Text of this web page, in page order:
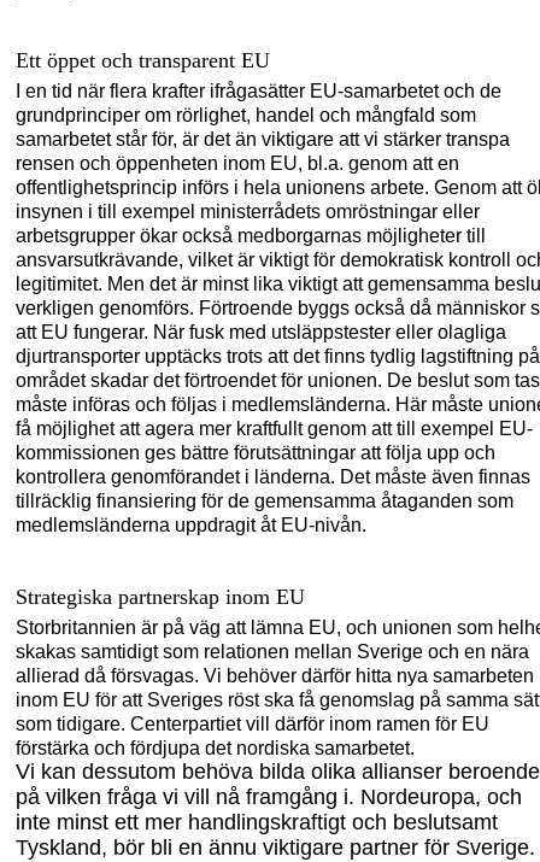
Ett öppet och transparent EU
I en tid när flera krafter ifrågasätter EU-samarbetet och de
grundprinciper om rörlighet, handel och mångfald som
samarbetet står för, är det än viktigare att vi stärker transpa
rensen och öppenheten inom EU, bl.a. genom att en
offentlighetsprincip införs i hela unionens arbete. Genom att
insynen i till exempel ministerrådets omröstningar eller
arbetsgrupper ökar också medborgarnas möjligheter till
ansvarsutkrävande, vilket är viktigt för demokratisk kontroll
legitimitet. Men det är minst lika viktigt attgemensamma
verkligen genomförs. Förtroende byggs också då människor
att EU fungerar. När fusk med utsläppstester eller olagliga
djurtransporter upptäcks trots att det finns tydlig lagstiftning på
området skadar det förtroendet för unionen. De beslut som tas
måste införas och följas i medlemsländerna. Här måste
få möjlighet att agera mer kraftfulltgenom att till exempel EU-
kommissionen ges bättre förutsättningar att följa upp och
kontrollera genomförandet i länderna. Det måste även finnas
tillräcklig finansiering för de gemensamma åtaganden som
medlemsländerna uppdragit åt EU-nivån.
Strategiska partnerskap inom EU
Storbritannien är på väg att lämna EU, och unionen som
skakas samtidigt som relationen mellan Sverige och en nära
allierad då försvagas. Vi behöver därför hitta nya samarbeten
inom EU för att Sveriges röst ska få genomslag på samma
som tidigare. Centerpartiet vill därför inom ramen för EU
förstärka och fördjupa det nordiska samarbetet.
Vi kan dessutom behöva bilda olika allianser beroende
på vilken fråga vi vill nå framgång i. Nordeuropa, och
inte minst ett mer handlingskraftigt och beslutsamt
Tyskland, bör bli en ännu viktigare partner för Sverige.